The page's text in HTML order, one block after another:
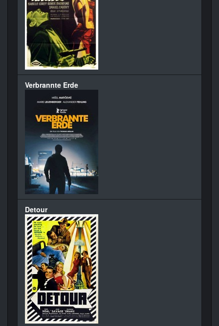
Verbrannte Erde
Detour